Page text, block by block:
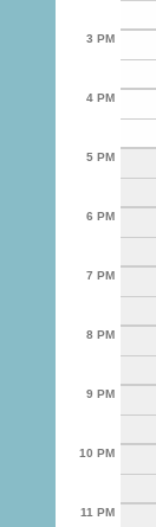
3 PM
4 PM
5 PM
6 PM
7 PM
8 PM
9 PM
10 PM
11 PM